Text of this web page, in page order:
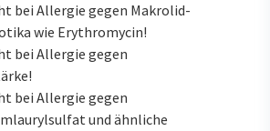
bei Allergie gegen Makrolid-
wie Erythromycin!
bei Allergie gegen
bei Allergie gegen
und ähnliche